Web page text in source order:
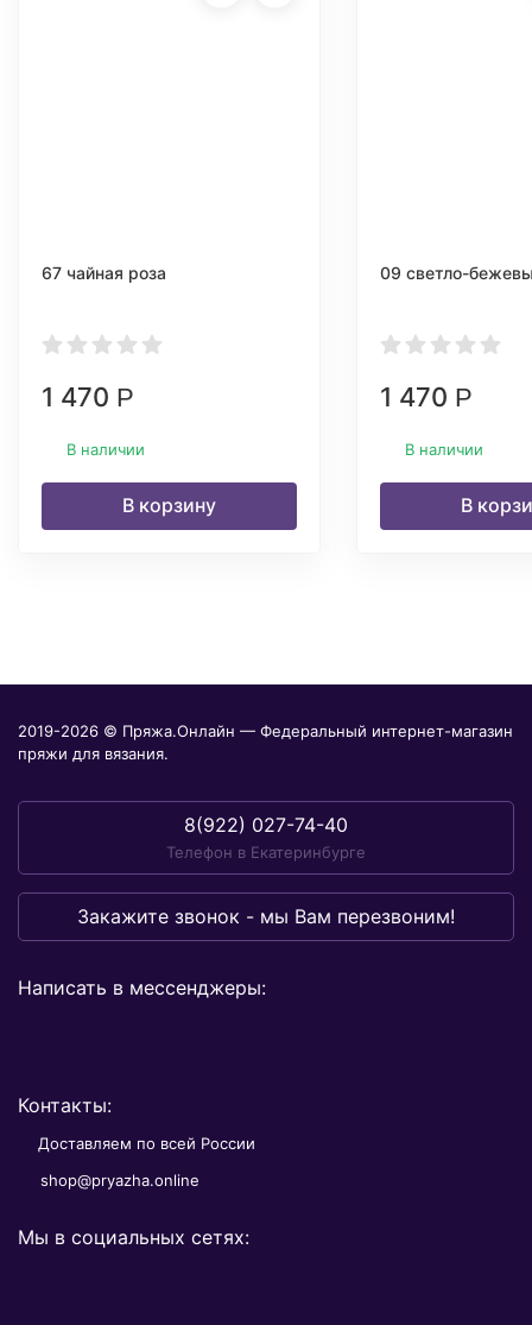
67 чайная роза
1 470 Р
В наличии
В корзину
09 светло-
1 470 Р
В наличии
В
2019-2026 © Пряжа.Онлайн — Федеральный интернет-магазин
пряжи для вязания.
8(922) 027-74-40
Телефон в Екатеринбурге
Закажите звонок - мы Вам перезвоним!
Написать в мессенджеры:
Контакты:
Доставляем по всей России
shop@pryazha.online
Мы в социальных сетях: